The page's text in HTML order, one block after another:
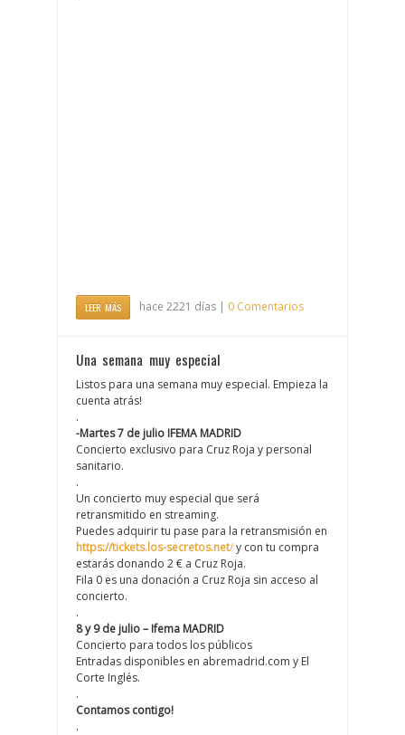
LEER MÁS hace 2221 días | 0 Comentarios
Una semana muy especial
Listos para una semana muy especial. Empieza la
cuenta atrás!
.
-Martes 7 de julio IFEMA MADRID
Concierto exclusivo para Cruz Roja y personal
sanitario.
.
Un concierto muy especial que será
retransmitido en streaming.
Puedes adquirir tu pase para la retransmisión en
https://tickets.los-secretos.net/y con tu compra
estarás donando 2 € a Cruz Roja.
Fila 0 es una donación a Cruz Roja sin acceso al
concierto.
.
8 y 9 de julio – Ifema MADRID
Concierto para todos los públicos
Entradas disponibles en abremadrid.com y El
Corte Inglés.
.
Contamos contigo!
.